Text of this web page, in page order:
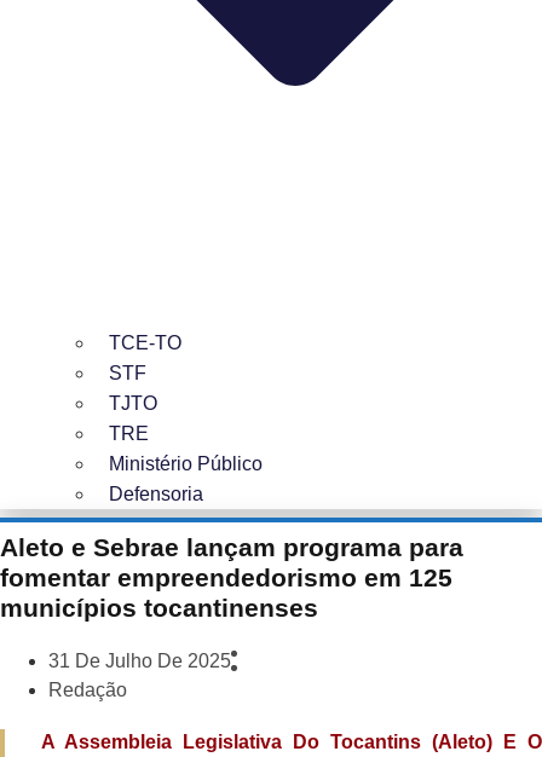
TCE-TO
STF
TJTO
TRE
Ministério Público
Defensoria
Aleto e Sebrae lançam programa para
fomentar empreendedorismo em 125
municípios tocantinenses
31 De Julho De 2025
Redação
A Assembleia Legislativa Do Tocantins (Aleto) E O